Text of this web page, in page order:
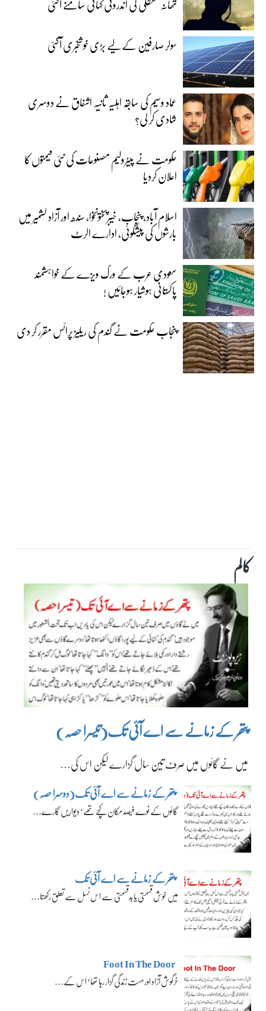
سولر صارفین کے لیے بڑی خوشخبری آگئی
عماد وسیم کی سابقہ اہلیہ ثانیہ اشفاق نے دوسری
شادی کر لی؟
حکومت نے پیٹرولیم مصنوعات کی نئی قیمتوں کا
اعلان کردیا
اسلام آباد، پنجاب، خیبرپختونخوا، سندھ اور آزاد کشمیر میں
بارشوں کی پیشگوئی، ادارے الرٹ
سعودی عرب کے ورک ویزے کے خواہشمند
پاکستانی ہوشیار ہوجائیں !
پنجاب حکومت نے گندم کی ریلیز پرائس مقرر کر دی‎
کالم
پتھر کے زمانے سے اے آئی تک(تیسرا حصہ)
میں نے گائوں میں صرف تین سال گزارے لیکن اس کی…
پتھر کے زمانے سے اے آئی تک(دوسرا حصہ)
گائوں کے نوے فیصد مکان کچے تھے‘ دیواریں گارے…
پتھر کے زمانے سے اے آئی تک
میں خوش قسمتی یا بدقسمتی سے اس نسل سے تعلق رکھتا…
Foot In The Door
خرگوش آزاد اور مست زندگی گزار رہا تھا‘ اس کے…